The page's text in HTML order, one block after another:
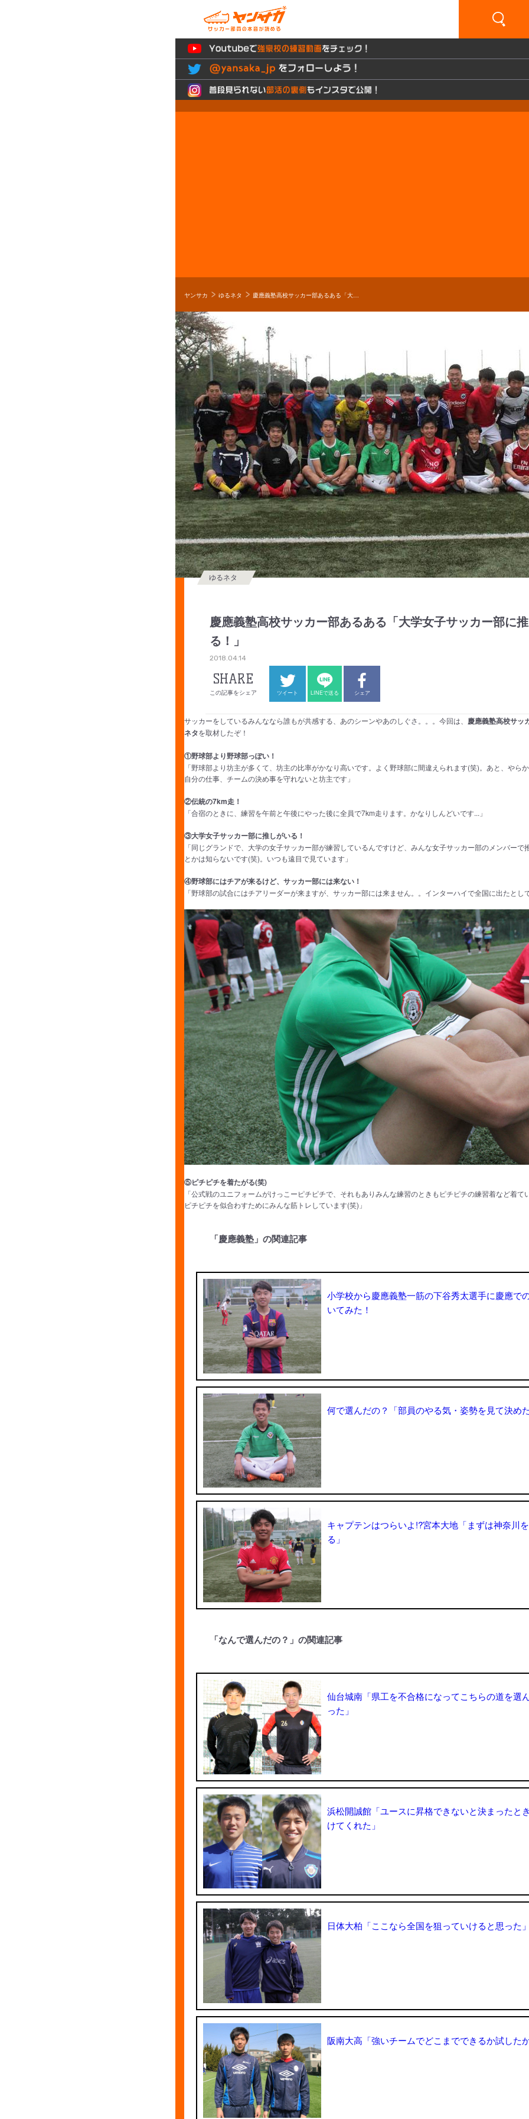
ヤンサカ ゆるネタ 慶應義塾高校サッカー部あるある「大学女子サッカー部に推しがいる！」
慶應義塾高校サッカー部あるある「大学女子サッカー部に
る！」
ゆるネタ
2018.04.14
SHARE
この記事をシェア ツイート LINEで送る シェア
サッカーをしているみんななら誰もが共感する、あのシーンやあのしぐさ。。。今回は、 慶應義塾高校サッ
ネタを取材したぞ！
①野球部より野球部っぽい！
「野球部より坊主が多くて、坊主の比率がかなり高いです。よく野球部に間違えられます(笑)。あと、やら
自分の仕事、チームの決め事を守れないと坊主です」
②伝統の7km走！
「合宿のときに、練習を午前と午後にやった後に全員で7km走ります。かなりしんどいです...」
③大学女子サッカー部に推しがいる！
「同じグランドで、大学の女子サッカー部が練習しているんですけど、みんな女子サッカー部のメンバーで
とかは知らないです(笑)。いつも遠目で見ています」
④野球部にはチアが来るけど、サッカー部には来ない！
「野球部の試合にはチアリーダーが来ますが、サッカー部には来ません。。インターハイで全国に出たとし
⑤ピチピチを着たがる(笑)
「公式戦のユニフォームがけっこーピチピチで、それもありみんな練習のときもピチピチの練習着など着て
ピチピチを似合わすためにみんな筋トレしています(笑)」
「慶應義塾」の関連記事
小学校から慶應義塾一筋の下谷秀太選手に慶應で
いてみた！
何で選んだの？「部員のやる気・姿勢を見て決めた
キャプテンはつらいよ!?宮本大地「まずは神奈川
る」
「なんで選んだの？」の関連記事
仙台城南「県工を不合格になってこちらの道を選
った」
浜松開誠館「ユースに昇格できないと決まったと
けてくれた」
日体大柏「ここなら全国を狙っていけると思った」
阪南大高「強いチームでどこまでできるか試したか